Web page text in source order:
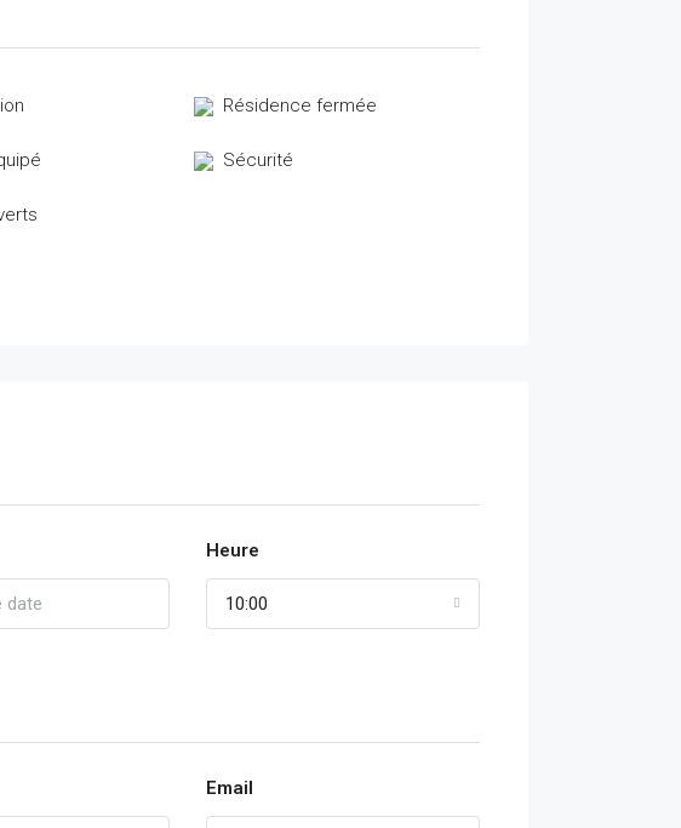
Résidence fermée
Sécurité
Heure
10:00
Email